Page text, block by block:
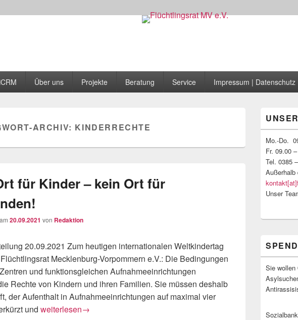
MV e.V.
Über uns Projekte Beratung Service Impressum | Datenschutz
ARCHIV: KINDERRECHTE
für Kinder – kein Ort für
20.09.2021 von Redaktion
20.09.2021 Zum heutigen internationalen Weltkindertag
Mecklenburg-Vorpommern e.V.: Die Bedingungen
und funktionsgleichen Aufnahmeeinrichtungen
Rechte von Kindern und ihren Familien. Sie müssen deshalb
der Aufenthalt in Aufnahmeeinrichtungen auf maximal vier
und Kein Ort für Kinder – kein Ort für niemanden!
weiterlesen→
Mo.-Do.
Fr. 09.00
Tel. 0385
Außerhalb
Unser
Sie